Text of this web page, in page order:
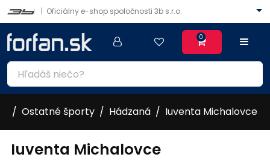
| Oficiálny e-shop spoločnosti 3b s.r.o.
0
Ostatné športy Hádzaná Iuventa Michalovce
Iuventa Michalovce